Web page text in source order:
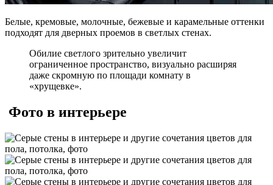
Белые, кремовые, молочные, бежевые и карамельные оттенки
подходят для дверных проемов в светлых стенах.
Обилие светлого зрительно увеличит
ограниченное пространство, визуально расширяя
даже скромную по площади комнату в
«хрущевке».
Фото в интерьере